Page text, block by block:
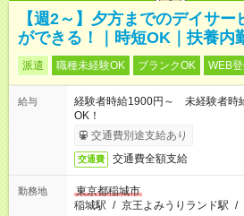
【週2～】夕方までのデイサ
ができる！｜時短OK｜扶養内
派遣 職種未経験OK ブランクOK WEB
給与
経験者時給1900円～ 未経験者
OK！
交通費別途支給あり
交通費 交通費全額支給
勤務地
東京都稲城市
稲城駅 / 京王よみうりランド駅 /